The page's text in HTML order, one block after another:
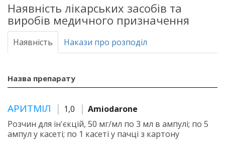
Наявність лікарських засобів та
виробів медичного призначення
Наявність Накази про розподіл
Назва препарату
АРИТМІЛ 1,0
Amiodarone
Розчин для ін'єкцій, 50 мг/мл по 3 мл в ампулі; по 5
ампул у касеті; по 1 касеті у пачці з картону